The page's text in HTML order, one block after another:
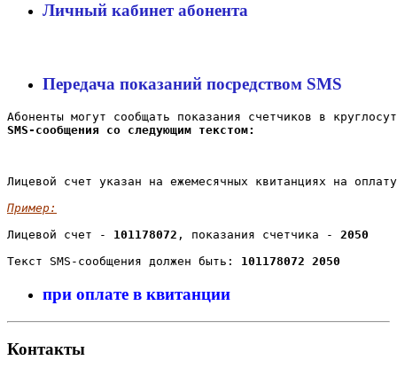
Личный кабинет абонента
Передача показаний посредством SMS
Абоненты могут сообщать показания счетчиков в
SMS-сообщения со следующим текстом:
Лицевой счет указан на ежемесячных квитанциях на
Пример:
Лицевой счет - 101178072 , показания счетчика - 2050
Текст SMS-сообщения должен быть: 101178072 2050
при оплате в квитанции
Контакты